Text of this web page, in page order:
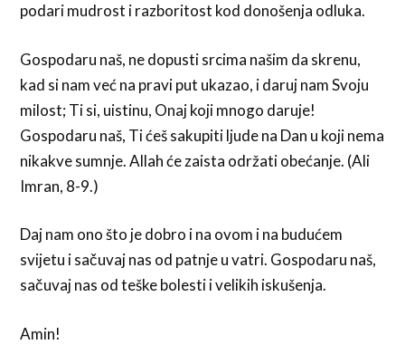
podari mudrost i razboritost kod donošenja odluka.
Gospodaru naš, ne dopusti srcima našim da skrenu,
kad si nam već na pravi put ukazao, i daruj nam Svoju
milost; Ti si, uistinu, Onaj koji mnogo daruje!
Gospodaru naš, Ti ćeš sakupiti ljude na Dan u koji nema
nikakve sumnje. Allah će zaista održati obećanje. (Ali
Imran, 8-9.)
Daj nam ono što je dobro i na ovom i na budućem
svijetu i sačuvaj nas od patnje u vatri. Gospodaru naš,
sačuvaj nas od teške bolesti i velikih iskušenja.
Amin!